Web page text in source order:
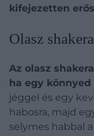
kifejezetten
Olasz
Az olasz
ha egy
jéggel és egy
habosra, majd
selymes habbal